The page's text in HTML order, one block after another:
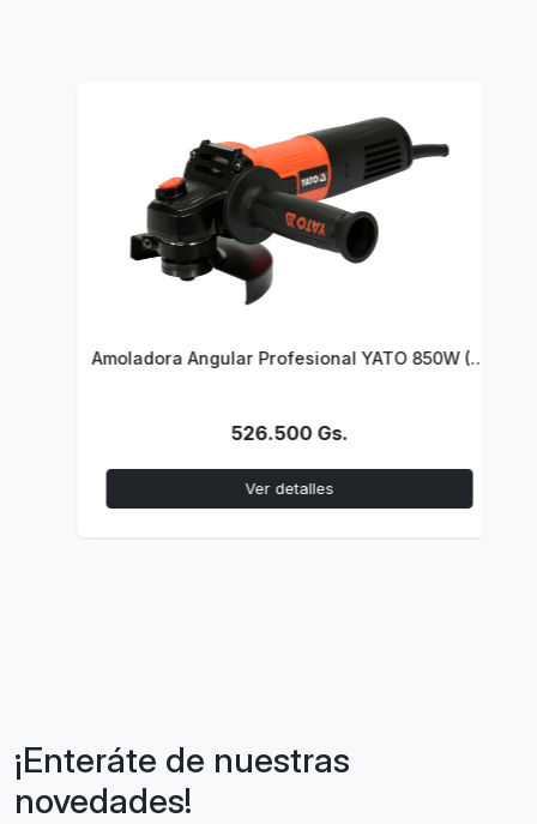
Amoladora Angular Profesional YATO 850W (Cuerpo Ultra Delgado)
526.500 Gs.
Ver detalles
¡Enteráte de nuestras
novedades!